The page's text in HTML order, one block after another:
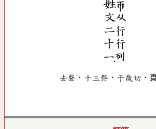
去聲．十三祭．于歲切．